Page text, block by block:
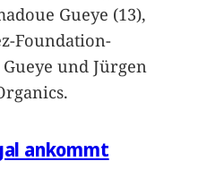
Gueye (13),
Foundation-
und Jürgen
ankommt